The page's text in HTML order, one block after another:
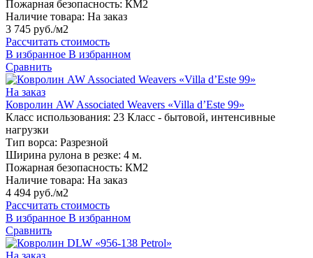
Пожарная безопасность: КМ2
Наличие товара: На заказ
3 745 руб./м2
Рассчитать стоимость
В избранное В избранном
Сравнить
На заказ
Ковролин AW Associated Weavers «Villa d’Este 99»
Класс использования: 23 Класс - бытовой, интенсивные
нагрузки
Тип ворса: Разрезной
Ширина рулона в резке: 4 м.
Пожарная безопасность: КМ2
Наличие товара: На заказ
4 494 руб./м2
Рассчитать стоимость
В избранное В избранном
Сравнить
На заказ